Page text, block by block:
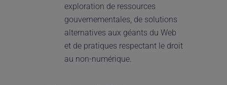
exploration de ressources
gouvernementales, de solutions
alternatives aux géants du Web
et de pratiques respectant le droit
au non-numérique.